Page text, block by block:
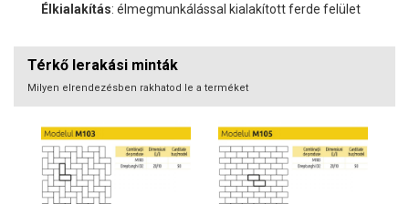
Élkialakítás: élmegmunkálással kialakított ferde felület
Térkő lerakási minták
Milyen elrendezésben rakhatod le a terméket